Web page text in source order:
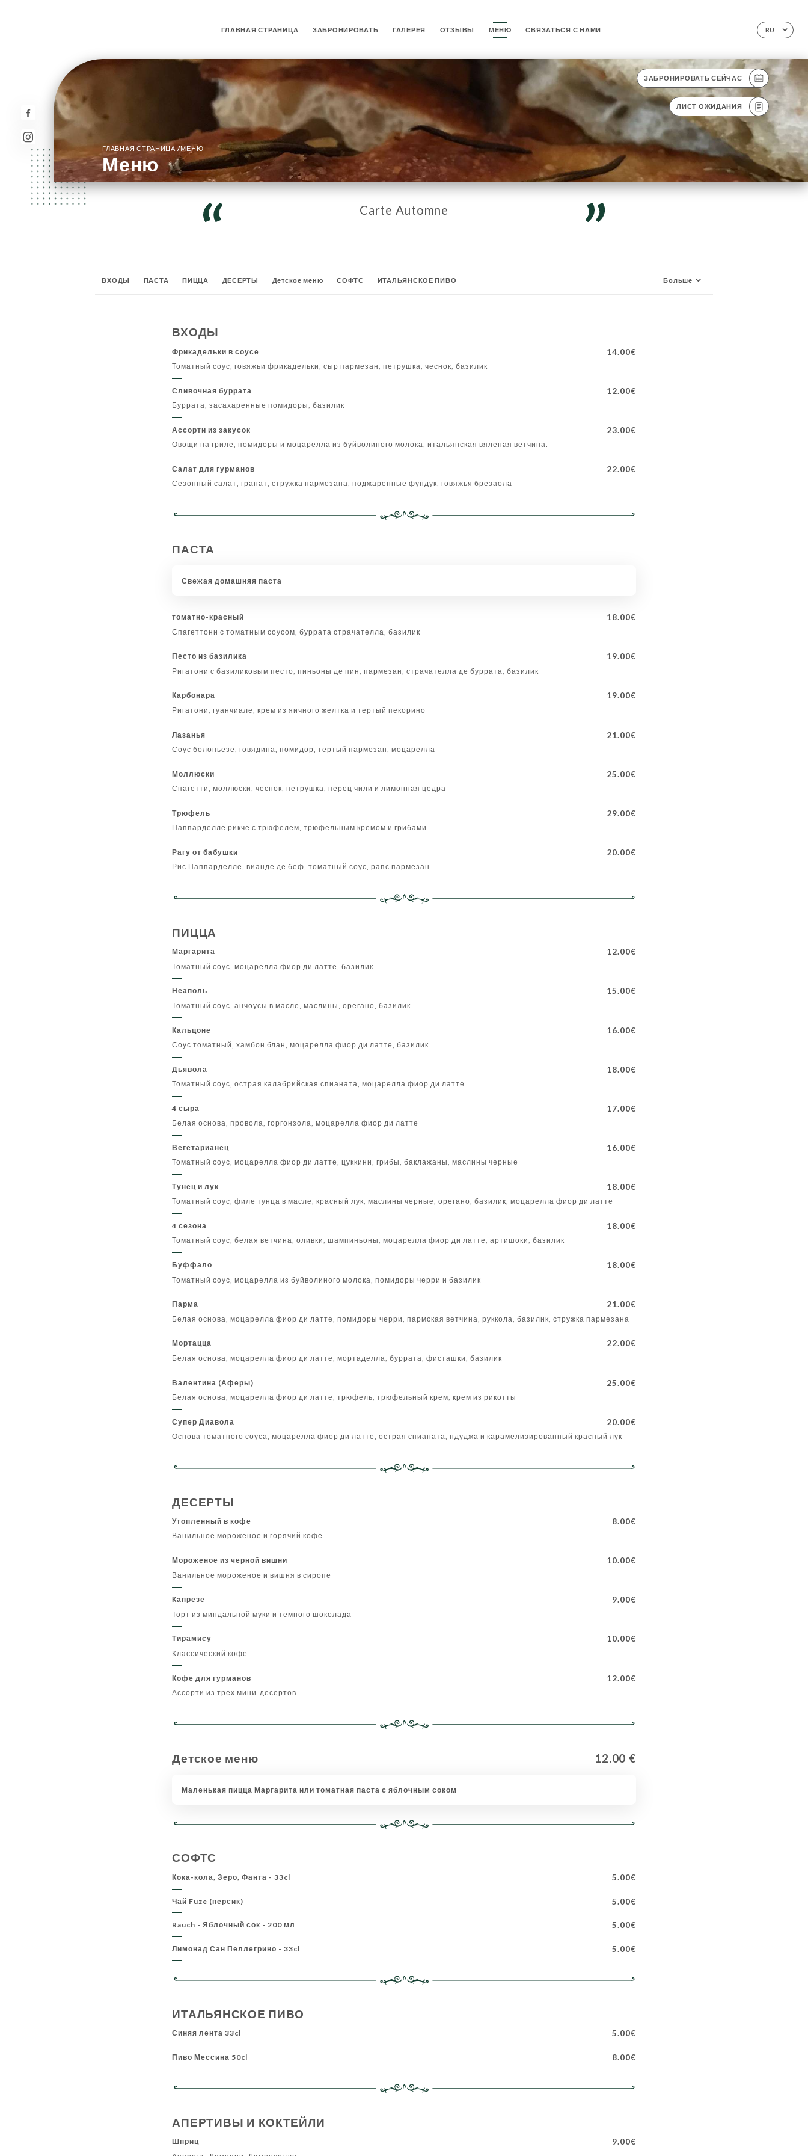
RU
ГЛАВНАЯ СТРАНИЦА ЗАБРОНИРОВАТЬ ГАЛЕРЕЯ ОТЗЫВЫ МЕНЮ СВЯЗАТЬСЯ С НАМИ
ЗАБРОНИРОВАТЬ СЕЙЧАС
ЛИСТ ОЖИДАНИЯ
ГЛАВНАЯ СТРАНИЦА /МЕНЮ
Меню
Carte Automne
ВХОДЫ ПАСТА ПИЦЦА ДЕСЕРТЫ Детское меню СОФТС ИТАЛЬЯНСКОЕ ПИВО
ДИДЖЕСТИВЫ
Больше
ВХОДЫ
Фрикадельки в соусе 14.00€
Томатный соус, говяжьи фрикадельки, сыр пармезан, петрушка, чеснок, базилик
Сливочная буррата 12.00€
Буррата, засахаренные помидоры, базилик
Ассорти из закусок 23.00€
Овощи на гриле, помидоры и моцарелла из буйволиного молока, итальянская вяленая ветчина.
Салат для гурманов 22.00€
Сезонный салат, гранат, стружка пармезана, поджаренные фундук, говяжья брезаола
ПАСТА
Свежая домашняя паста
томатно-красный 18.00€
Спагеттони с томатным соусом, буррата страчателла, базилик
Песто из базилика 19.00€
Ригатони с базиликовым песто, пиньоны де пин, пармезан, страчателла де буррата, базилик
Карбонара 19.00€
Ригатони, гуанчиале, крем из яичного желтка и тертый пекорино
Лазанья 21.00€
Соус болоньезе, говядина, помидор, тертый пармезан, моцарелла
Моллюски 25.00€
Спагетти, моллюски, чеснок, петрушка, перец чили и лимонная цедра
Трюфель 29.00€
Паппарделле рикче с трюфелем, трюфельным кремом и грибами
Рагу от бабушки 20.00€
Рис Паппарделле, вианде де беф, томатный соус, рапс пармезан
ПИЦЦА
Маргарита 12.00€
Томатный соус, моцарелла фиор ди латте, базилик
Неаполь 15.00€
Томатный соус, анчоусы в масле, маслины, орегано, базилик
Кальцоне 16.00€
Соус томатный, хамбон блан, моцарелла фиор ди латте, базилик
Дьявола 18.00€
Томатный соус, острая калабрийская спианата, моцарелла фиор ди латте
4 сыра 17.00€
Белая основа, провола, горгонзола, моцарелла фиор ди латте
Вегетарианец 16.00€
Томатный соус, моцарелла фиор ди латте, цуккини, грибы, баклажаны, маслины черные
Тунец и лук 18.00€
Томатный соус, филе тунца в масле, красный лук, маслины черные, орегано, базилик, моцарелла фиор ди латте
4 сезона 18.00€
Томатный соус, белая ветчина, оливки, шампиньоны, моцарелла фиор ди латте, артишоки, базилик
Буффало 18.00€
Томатный соус, моцарелла из буйволиного молока, помидоры черри и базилик
Парма 21.00€
Белая основа, моцарелла фиор ди латте, помидоры черри, пармская ветчина, руккола, базилик, стружка пармезана
Мортацца 22.00€
Белая основа, моцарелла фиор ди латте, мортаделла, буррата, фисташки, базилик
Валентина (Аферы) 25.00€
Белая основа, моцарелла фиор ди латте, трюфель, трюфельный крем, крем из рикотты
Супер Диавола 20.00€
Основа томатного соуса, моцарелла фиор ди латте, острая спианата, ндуджа и карамелизированный красный лук
ДЕСЕРТЫ
Утопленный в кофе 8.00€
Ванильное мороженое и горячий кофе
Мороженое из черной вишни 10.00€
Ванильное мороженое и вишня в сиропе
Капрезе 9.00€
Торт из миндальной муки и темного шоколада
Тирамису 10.00€
Классический кофе
Кофе для гурманов 12.00€
Ассорти из трех мини-десертов
Детское меню 12.00 €
Маленькая пицца Маргарита или томатная паста с яблочным соком
СОФТС
Кока-кола, Зеро, Фанта - 33cl 5.00€
Чай Fuze (персик) 5.00€
Rauch - Яблочный сок - 200 мл 5.00€
Лимонад Сан Пеллегрино - 33cl 5.00€
ИТАЛЬЯНСКОЕ ПИВО
Синяя лента 33cl 5.00€
Пиво Мессина 50cl 8.00€
АПЕРТИВЫ И КОКТЕЙЛИ
Шприц 9.00€